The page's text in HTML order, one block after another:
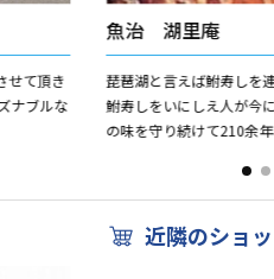
せて頂き
ナブルな
魚治 湖里庵
琵琶湖と言えば鮒寿しを
鮒寿しをいにしえ人が今
の味を守り続けて210余
りをもって漬け込んで...
近隣のショ